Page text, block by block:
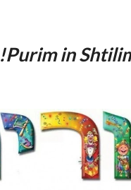
!Purim in